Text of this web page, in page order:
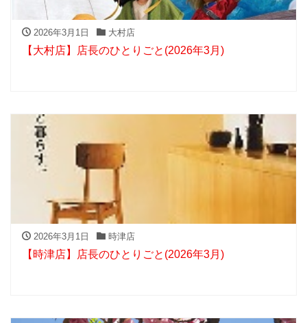
2026年3月1日 大村店
【大村店】店長のひとりごと(2026年3月)
2026年3月1日 時津店
【時津店】店長のひとりごと(2026年3月)